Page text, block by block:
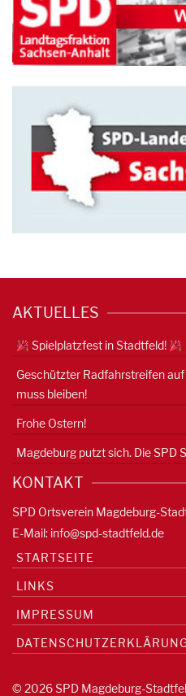
AKTUELLES
Spielplatzfest in Stadtfeld!
Geschützter Radfahrstreifen
muss bleiben!
Frohe Ostern!
Magdeburg putzt sich. Die SPD
KONTAKT
SPD Ortsverein Magdeburg-
E-Mail: info@spd-stadtfeld.de
STARTSEITE
LINKS
IMPRESSUM
© 2026 SPD Magdeburg-